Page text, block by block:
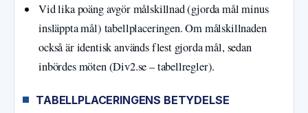
Vid lika poäng avgör målskillnad (gjorda mål minus
insläppta mål) tabellplaceringen. Om målskillnaden
också är identisk används flest gjorda mål, sedan
inbördes möten (Div2.se – tabellregler).
TABELLPLACERINGENS BETYDELSE